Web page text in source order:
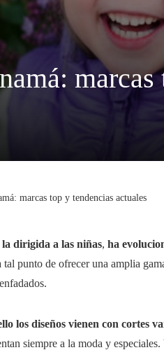
marcas top y tendencias actuales
dirigida a las niñas, ha
punto de ofrecer una amplia
los diseños vienen con cortes
siempre a la moda y especiales.